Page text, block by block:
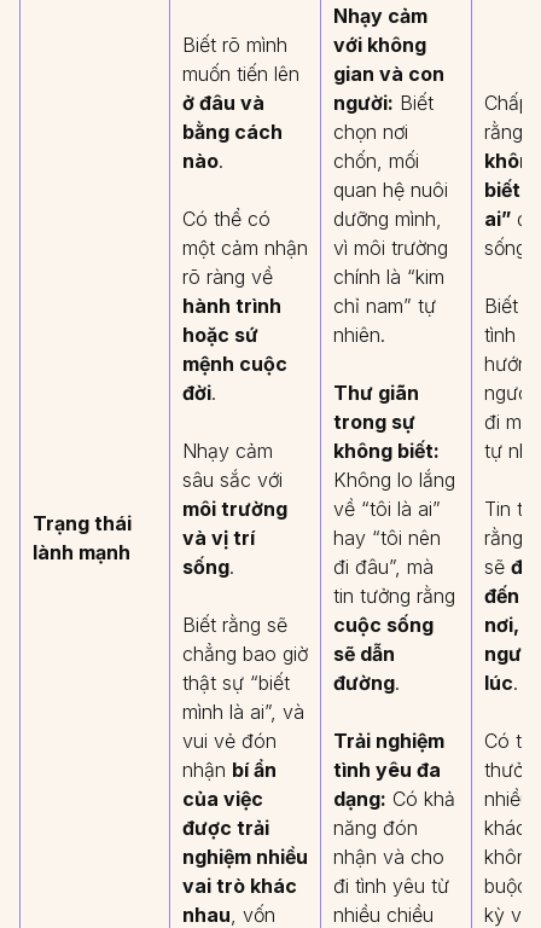
Trạng thái
lành mạnh
Biết rõ mình
muốn tiến lên
ở đâu và
bằng cách
nào.
Có thể có
một cảm nhận
rõ ràng về
hành trình
hoặc sứ
mệnh cuộc
đời.
Nhạy cảm
sâu sắc với
môi trường
và vị trí
sống.
Biết rằng sẽ
chẳng bao giờ
thật sự “biết
mình là ai”, và
vui vẻ đón
nhận bí ẩn
của việc
được trải
nghiệm nhiều
vai trò khác
nhau, vốn
Nhạy cảm
với không
gian và con
người: Biết
chọn nơi
chốn, mối
quan hệ nuôi
dưỡng mình,
vì môi trường
chính là “kim
chỉ nam” tự
nhiên.
Thư giãn
trong sự
không biết:
Không lo lắng
về “tôi là ai”
hay “tôi nên
đi đâu”, mà
tin tưởng rằng
cuộc sống
sẽ dẫn
đường.
Trải nghiệm
tình yêu đa
dạng: Có khả
năng đón
nhận và cho
đi tình yêu từ
nhiều chiều
Chấp
rằng
biết
ai”
sống
Biết
tình
người
đi
tự
Tin
rằng
sẽ
đến
nơi,
lúc.
Có
nhiều
khác
buộc
kỳ